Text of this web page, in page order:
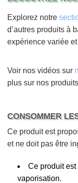
Explorez notre
d’autres produits à
expérience variée
Voir nos vidéos sur
plus sur nos
CONSOMMER
Ce produit est
et ne doit pas être
Ce produit
vaporisation.